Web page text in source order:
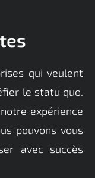
qui veulent
le statu quo.
expérience
pouvons vous
avec succès